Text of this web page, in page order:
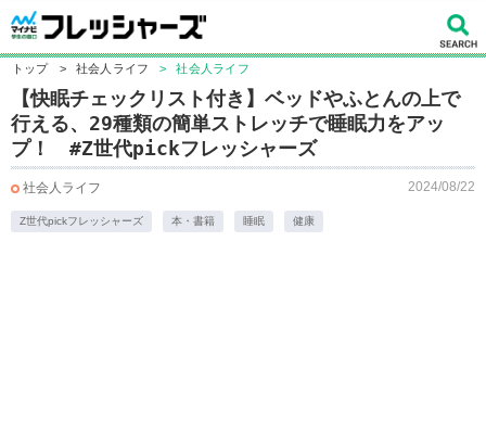
トップ > 社会人ライフ > 社会人ライフ
【快眠チェックリスト付き】ベッドやふとんの上で
行える、29種類の簡単ストレッチで睡眠力をアッ
プ！ #Z世代pickフレッシャーズ
社会人ライフ 2024/08/22
Z世代pickフレッシャーズ 本・書籍 睡眠 健康